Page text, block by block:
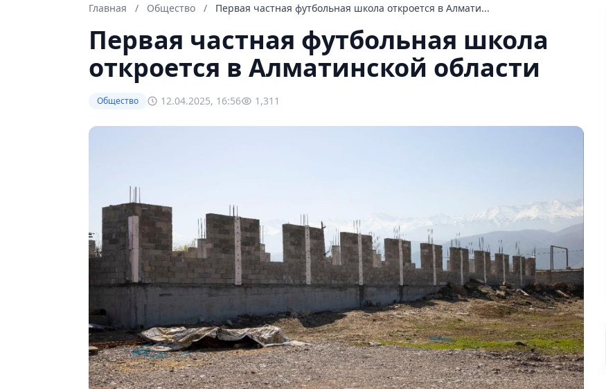
Главная / Общество / Первая частная футбольная школа откроется в Алмати...
Первая частная футбольная школа
откроется в Алматинской области
Общество 12.04.2025, 16:56 1,311